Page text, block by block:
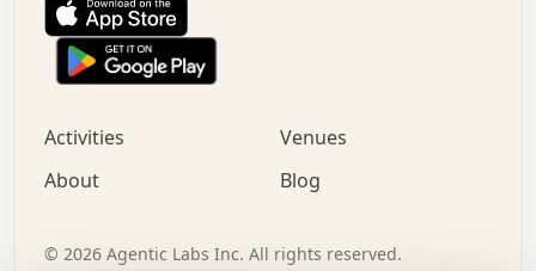
.   .   .   .   .   :   +   .   .   .   .   .   o
.   .   .   .   .   .   .   .   .   .   .   .   .
.   .   :   o   .   .   .   .   .   .   .   +   .
.   o   .   .   .   .   x   .   .   .   .   .   .
+   .   o   .   .   .   .   o   .   .   .   .
.   +   .   .   .   .   .   .   .   .   :   .   x
.   .   .   .   .   .   .   .   .   .   .   .   .   .
Activities
Venues
About
Blog
© 2026 Agentic Labs Inc. All rights reserved.